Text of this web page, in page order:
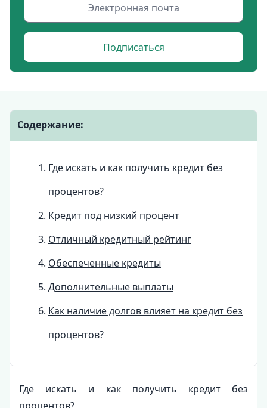
Подписаться
Содержание:
Где искать и как получить кредит без
процентов?
Кредит под низкий процент
Отличный кредитный рейтинг
Обеспеченные кредиты
Дополнительные выплаты
Как наличие долгов влияет на кредит без
процентов?
Где искать и как получить кредит без